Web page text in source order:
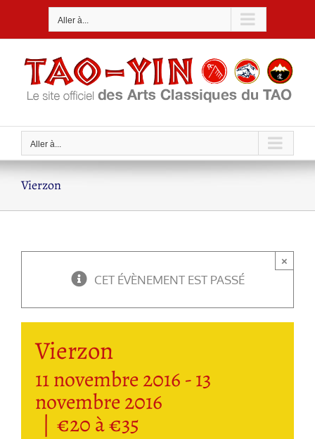
Aller à...
Aller à...
Vierzon
CET ÉVÈNEMENT EST PASSÉ
×
Vierzon
11 novembre 2016 -13
novembre 2016
| €20 à €35